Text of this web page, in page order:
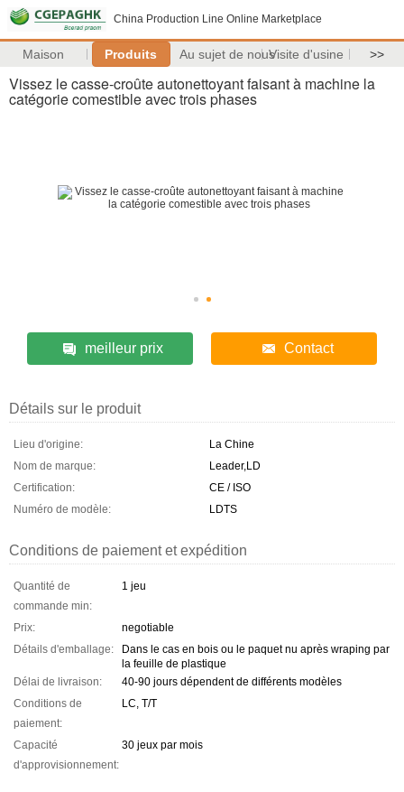
China Production Line Online Marketplace
Maison Produits Au sujet de nousVisite d'usine >>
Vissez le casse-croûte autonettoyant faisant à machine la
catégorie comestible avec trois phases
meilleur prix Contact
Détails sur le produit
Lieu d'origine:
La Chine
Nom de marque:
Leader,LD
Certification:
CE / ISO
Numéro de modèle:
LDTS
Conditions de paiement et expédition
Quantité de
commande min:
1 jeu
Prix:
negotiable
Détails d'emballage:
Dans le cas en bois ou le paquet nu après wraping par
la feuille de plastique
Délai de livraison:
40-90 jours dépendent de différents modèles
Conditions de
paiement:
LC, T/T
Capacité
d'approvisionnement:
30 jeux par mois